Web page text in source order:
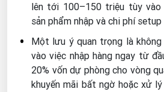
lên tới 100–150 triệu tùy
sản phẩm nhập và chi phí setup
Một lưu ý quan trọng là
vào việc nhập hàng ngay từ
20% vốn dự phòng cho vòng
khuyến mãi bất ngờ hoặc xử